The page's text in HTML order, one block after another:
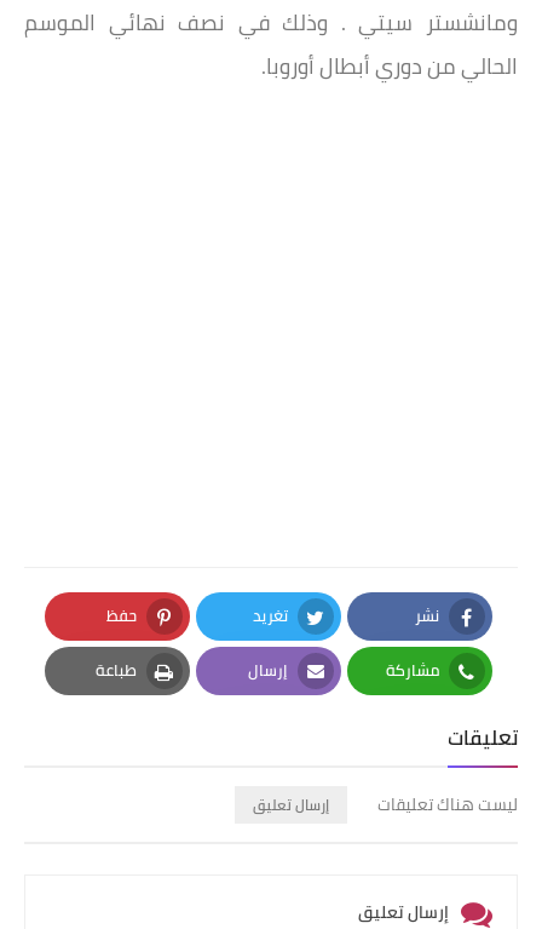
ومانشستر سيتي . وذلك في نصف نهائي الموسم
الحالي من دوري أبطال أوروبا.
نشر
Facebook
تغريد
Twitter
حفظ
Pinterest
مشاركة
Whatsapp
إرسال
Email
طباعة
Print
تعليقات
ليست هناك تعليقات إرسال تعليق
إرسال تعليق